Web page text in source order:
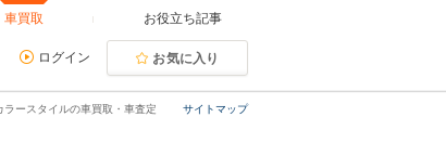
車買取 お役立ち記事
ログイン お気に入り
サイトマップ
ースタイルの車買取・車査定